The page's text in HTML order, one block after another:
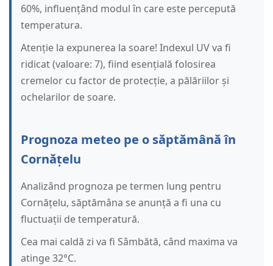
60%, influențând modul în care este percepută
temperatura.
Atenție la expunerea la soare! Indexul UV va fi
ridicat (valoare: 7), fiind esențială folosirea
cremelor cu factor de protecție, a pălăriilor și
ochelarilor de soare.
Prognoza meteo pe o săptămână în
Cornățelu
Analizând prognoza pe termen lung pentru
Cornățelu, săptămâna se anunță a fi una cu
fluctuații de temperatură.
Cea mai caldă zi va fi Sâmbătă, când maxima va
atinge 32°C.